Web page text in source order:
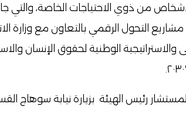
من ذوي الاحتياجات الخاصة، والتي
التحول الرقمي بالتعاون مع وزارة
الوطنية لحقوق الإنسان
رئيس الهيئة بزيارة نيابة سوهاج